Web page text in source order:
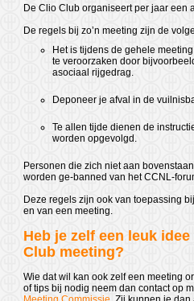
De Clio Club organiseert per jaar een
De regels bij zo’n meeting zijn de
Het is tijdens de gehele
te veroorzaken door
asociaal rijgedrag.
Deponeer je afval in de
Te allen tijde dienen de
worden opgevolgd.
Personen die zich niet aan
worden ge-banned van het CCNL-
Deze regels zijn ook van toepassing
en van een meeting.
Heb je zelf een leuk
Club meeting?
Wie dat wil kan ook zelf een meeting
of tips bij nodig neem dan contact op